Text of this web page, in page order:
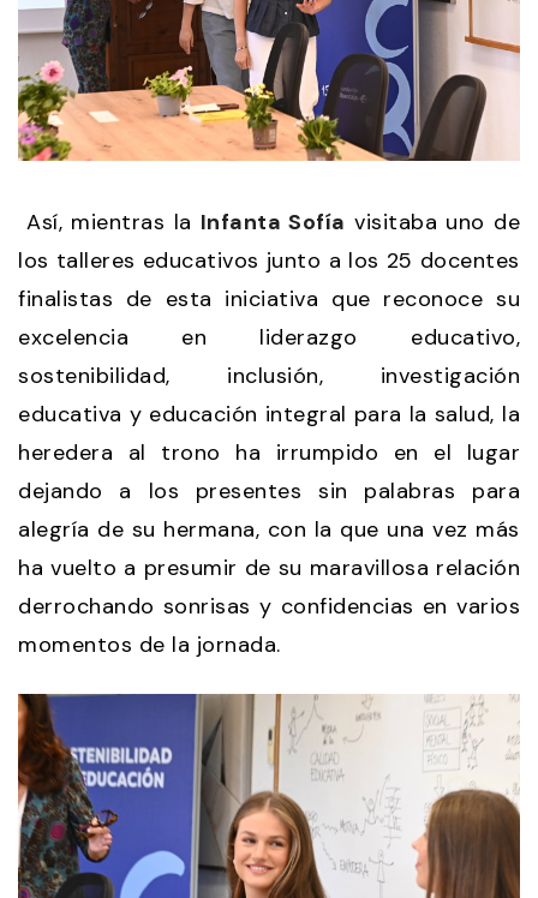
Así, mientras la Infanta Sofía visitaba uno de
los talleres educativos junto a los 25 docentes
finalistas de esta iniciativa que reconoce su
excelencia en liderazgo educativo,
sostenibilidad, inclusión, investigación
educativa y educación integral para la salud, la
heredera al trono ha irrumpido en el lugar
dejando a los presentes sin palabras para
alegría de su hermana, con la que una vez más
ha vuelto a presumir de su maravillosa relación
derrochando sonrisas y confidencias en varios
momentos de la jornada.